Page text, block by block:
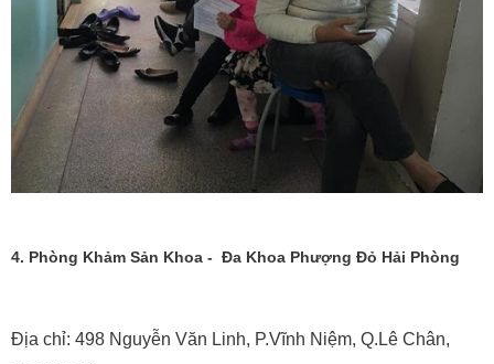
4. Phòng Khảm Sản Khoa - Đa Khoa Phượng Đỏ Hải Phòng
Địa chỉ: 498 Nguyễn Văn Linh, P.Vĩnh Niệm, Q.Lê Chân,